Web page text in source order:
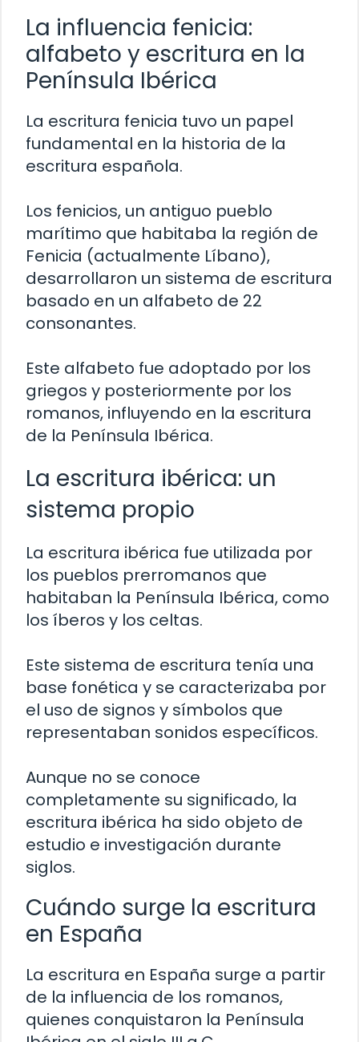
La influencia fenicia:
alfabeto y escritura en la
Península Ibérica
La escritura fenicia tuvo un papel
fundamental en la historia de la
escritura española.
Los fenicios, un antiguo pueblo
marítimo que habitaba la región de
Fenicia (actualmente Líbano),
desarrollaron un sistema de escritura
basado en un alfabeto de 22
consonantes.
Este alfabeto fue adoptado por los
griegos y posteriormente por los
romanos, influyendo en la escritura
de la Península Ibérica.
La escritura ibérica: un
sistema propio
La escritura ibérica fue utilizada por
los pueblos prerromanos que
habitaban la Península Ibérica, como
los íberos y los celtas.
Este sistema de escritura tenía una
base fonética y se caracterizaba por
el uso de signos y símbolos que
representaban sonidos específicos.
Aunque no se conoce
completamente su significado, la
escritura ibérica ha sido objeto de
estudio e investigación durante
siglos.
Cuándo surge la escritura
en España
La escritura en España surge a partir
de la influencia de los romanos,
quienes conquistaron la Península